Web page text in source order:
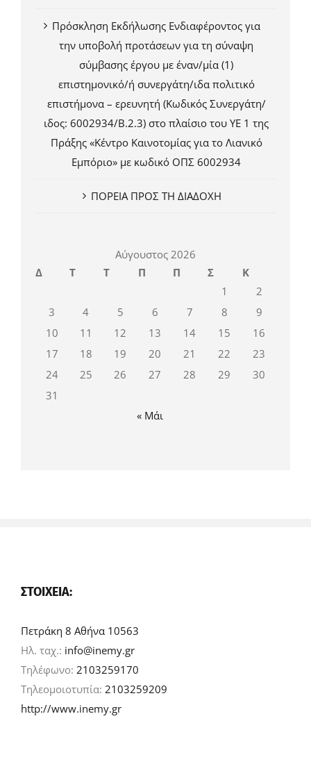
Πρόσκληση Εκδήλωσης Ενδιαφέροντος για
την υποβολή προτάσεων για τη σύναψη
σύμβασης έργου με έναν/μία (1)
επιστημονικό/ή συνεργάτη/ιδα πολιτικό
επιστήμονα – ερευνητή (Κωδικός Συνεργάτη/
ιδος: 6002934/Β.2.3) στο πλαίσιο του ΥΕ 1 της
Πράξης «Κέντρο Καινοτομίας για το Λιανικό
Εμπόριο» με κωδικό ΟΠΣ 6002934
ΠΟΡΕΙΑ ΠΡΟΣ ΤΗ ΔΙΑΔΟΧΗ
Αύγουστος 2026
Δ
Τ Τ Π Π Σ
Κ
1
2
3
4 5 6 7 8
9
10
11 12 13 14 15
16
17
18 19 20 21 22
23
24
25 26 27 28 29
30
31
« Μάι
ΣΤΟΙΧΕΊΑ:
Πετράκη 8 Αθήνα 10563
Ηλ. ταχ.: info@inemy.gr
Τηλέφωνο: 2103259170
Τηλεομοιοτυπία: 2103259209
http://www.inemy.gr